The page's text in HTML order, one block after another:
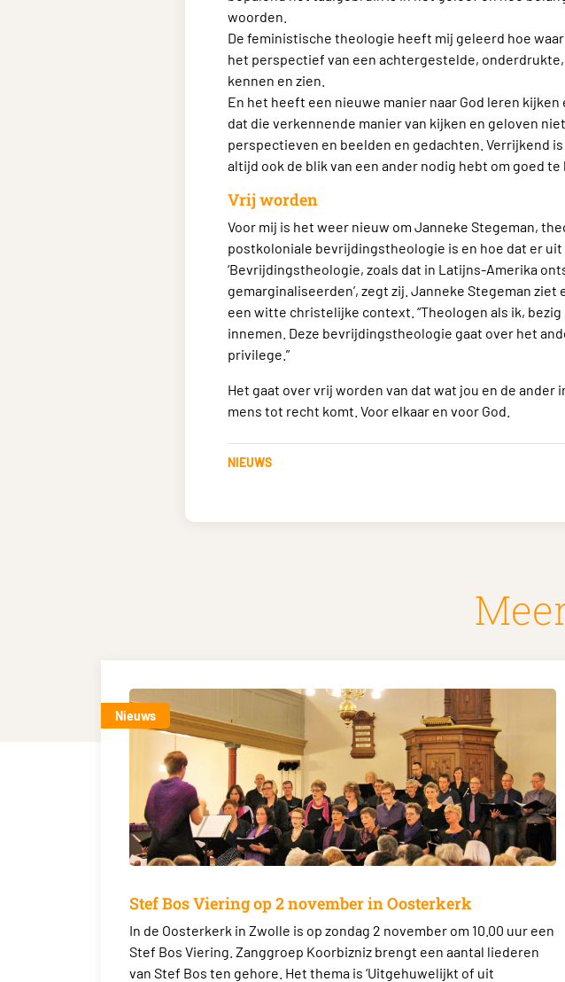
woorden.
De feministische theologie heeft mij geleerd hoe
het perspectief van een achtergestelde,
kennen en zien.
En het heeft een nieuwe manier naar God leren
dat die verkennende manier van kijken en geloven
perspectieven en beelden en gedachten. Verrijkend
altijd ook de blik van een ander nodig hebt om goed te
Vrij worden
Voor mij is het weer nieuw om Janneke Stegeman,
postkoloniale bevrijdingstheologie is en hoe dat er
‘Bevrijdingstheologie, zoals dat in Latijns-Amerika
gemarginaliseerden’, zegt zij. Janneke Stegeman
een witte christelijke context. “Theologen als ik,
innemen. Deze bevrijdingstheologie gaat over het
privilege.”
Het gaat over vrij worden van dat wat jou en de
mens tot recht komt. Voor elkaar en voor God.
NIEUWS
Nieuws
Stef Bos Viering op 2 november in Oosterkerk
In de Oosterkerk in Zwolle is op zondag 2 november om 10.00 uur een
Stef Bos Viering. Zanggroep Koorbizniz brengt een aantal liederen
van Stef Bos ten gehore. Het thema is ‘Uitgehuwelijkt of uit